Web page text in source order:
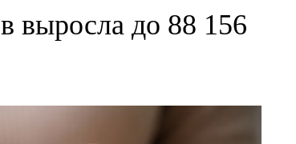
выросла до 88 156